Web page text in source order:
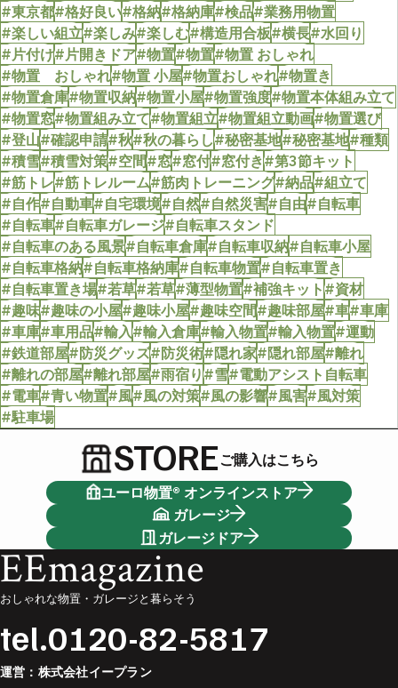
#東京都#格好良い#格納#格納庫#検品#業務用物置
#楽しい組立#楽しみ#楽しむ#構造用合板#横長#水回り
#片付け#片開きドア#物置#物置#物置 おしゃれ
#物置 おしゃれ#物置 小屋#物置おしゃれ#物置き
#物置倉庫#物置収納#物置小屋#物置強度#物置本体組み立て
#物置窓#物置組み立て#物置組立#物置組立動画#物置選び
#登山#確認申請#秋#秋の暮らし#秘密基地#秘密基地#種類
#積雪#積雪対策#空間#窓#窓付#窓付き#第3節キット
#筋トレ#筋トレルーム#筋肉トレーニング#納品#組立て
#自作#自動車#自宅環境#自然#自然災害#自由#自転車
#自転車#自転車ガレージ#自転車スタンド
#自転車のある風景#自転車倉庫#自転車収納#自転車小屋
#自転車格納#自転車格納庫#自転車物置#自転車置き
#自転車置き場#若草#若草#薄型物置#補強キット#資材
#趣味#趣味の小屋#趣味小屋#趣味空間#趣味部屋#車#車庫
#車庫#車用品#輸入#輸入倉庫#輸入物置#輸入物置#運動
#鉄道部屋#防災グッズ#防災術#隠れ家#隠れ部屋#離れ
#離れの部屋#離れ部屋#雨宿り#雪#電動アシスト自転車
#電車#青い物置#風#風の対策#風の影響#風害#風対策
#駐車場
STOREご購入はこちら
ユーロ物置® オンラインストア
ガレージ
ガレージドア
EEmagazine
おしゃれな物置・ガレージと暮らそう
tel.0120-82-5817
運営： 株式会社イープラン